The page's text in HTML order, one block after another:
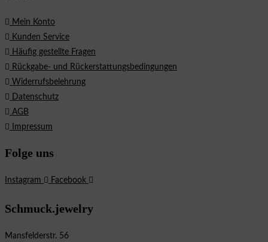
Mein Konto
Kunden Service
Häufig gestellte Fragen
Rückgabe- und Rückerstattungsbedingungen
Widerrufsbelehrung
Datenschutz
AGB
Impressum
Folge uns
Instagram Facebook
Schmuck.jewelry
Mansfelderstr. 56